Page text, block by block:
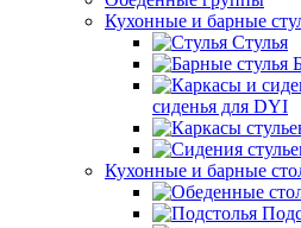
Кухонные и барные
Стулья
сиденья для DYI
Кухонные и барные